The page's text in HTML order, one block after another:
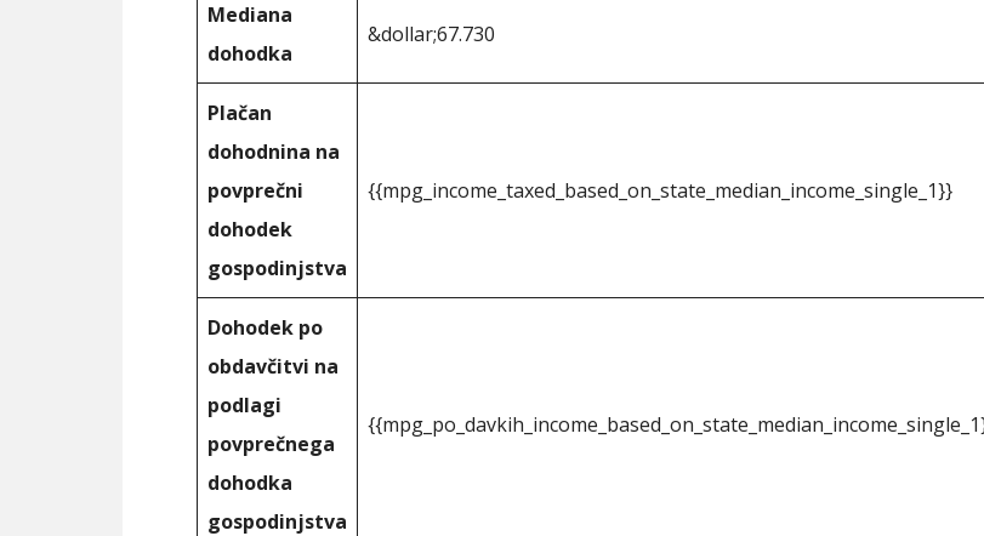
Mediana
dohodka
&dollar;67.730
Plačan
dohodnina na
povprečni
dohodek
gospodinjstva
{{mpg_income_taxed_based_on_state_median_income_single_1}}
Dohodek po
obdavčitvi na
podlagi
povprečnega
dohodka
gospodinjstva